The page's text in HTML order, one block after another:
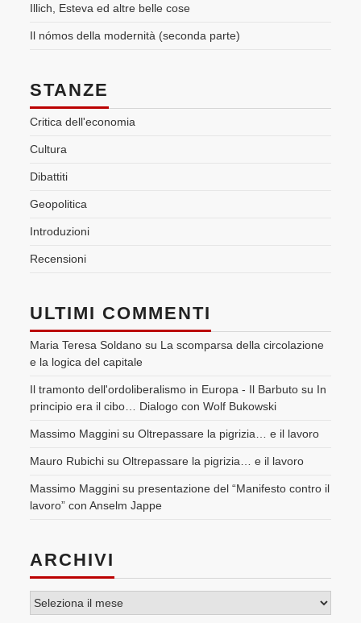
Illich, Esteva ed altre belle cose
Il nómos della modernità (seconda parte)
STANZE
Critica dell'economia
Cultura
Dibattiti
Geopolitica
Introduzioni
Recensioni
ULTIMI COMMENTI
Maria Teresa Soldano su La scomparsa della circolazione
e la logica del capitale
Il tramonto dell'ordoliberalismo in Europa - Il Barbuto su In
principio era il cibo… Dialogo con Wolf Bukowski
Massimo Maggini suOltrepassare la pigrizia… e il lavoro
Mauro Rubichi suOltrepassare la pigrizia… e il lavoro
Massimo Maggini su presentazione del “Manifesto contro il
lavoro” con Anselm Jappe
ARCHIVI